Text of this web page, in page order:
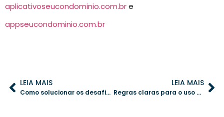
aplicativoseucondominio.com.bre
appseucondominio.com.br
LEIA MAIS
Como solucionar os desafios da má comunicação na gestão condominial
LEIA MAIS
Regras claras para o uso de academia no condomínio: garantindo harmonia entre os moradores